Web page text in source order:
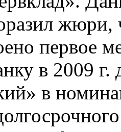
жюри,
первое
в 2009 г.
в